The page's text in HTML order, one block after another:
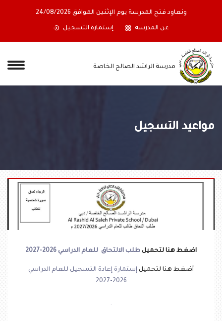
ونعاود فتح المدرسة يوم الإثنين الموافق 24/08/2026
عن المدرسه إستمارة التسجيل
مدرسة الراشد الصالح الخاصة
مواعيد التسجيل
اضغط هنا لتحميل طلب الالتحاق للعام الدراسي 2026- 2027
أضغط هنا لتحميل إستمارة إعادة التسجيل للعام الدراسي
2026-2027
.